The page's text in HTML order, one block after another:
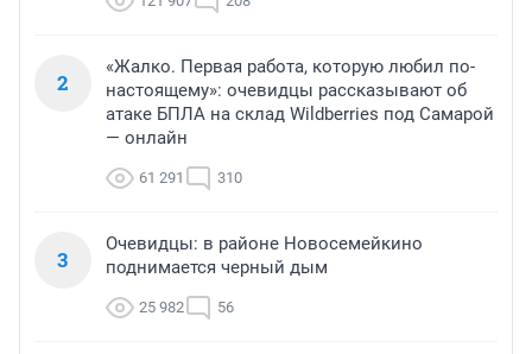
2
«Жалко. Первая работа, которую любил по-
настоящему»: очевидцы рассказывают об
атаке БПЛА на склад Wildberries под Самарой
— онлайн
61 291 310
3
Очевидцы: в районе Новосемейкино
поднимается черный дым
25 982 56